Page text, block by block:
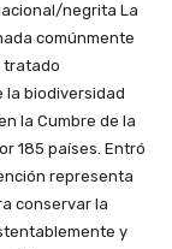
negrita La
comúnmente
tratado
la biodiversidad
la Cumbre de la
185 países. Entró
representa
conservar la
y